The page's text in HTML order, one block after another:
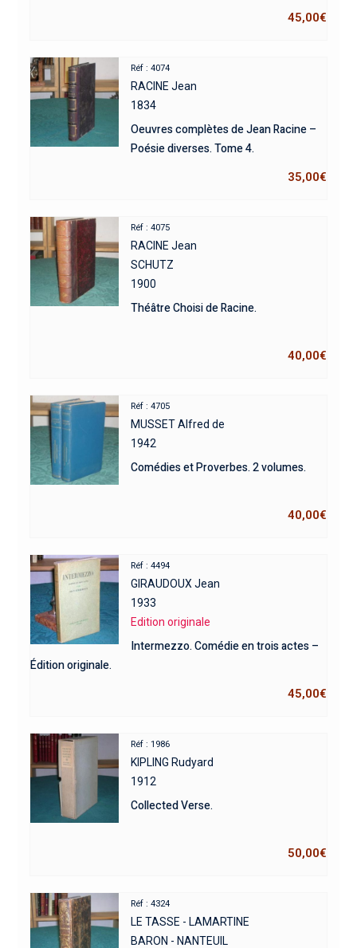
45,00€
Réf : 4074
RACINE Jean
1834
Oeuvres complètes de Jean Racine –
Poésie diverses. Tome 4.
35,00€
Réf : 4075
RACINE Jean
SCHUTZ
1900
Théâtre Choisi de Racine.
40,00€
Réf : 4705
MUSSET Alfred de
1942
Comédies et Proverbes. 2 volumes.
40,00€
Réf : 4494
GIRAUDOUX Jean
1933
Edition originale
Intermezzo. Comédie en trois actes –
Édition originale.
45,00€
Réf : 1986
KIPLING Rudyard
1912
Collected Verse.
50,00€
Réf : 4324
LE TASSE - LAMARTINE
BARON - NANTEUIL